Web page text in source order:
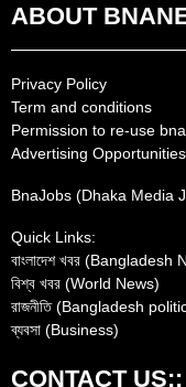
ABOUT
Privacy Policy
Term and conditions
Permission to re-use
Advertising Opportunities
BnaJobs (Dhaka Media
Quick Links:
বাংলাদেশ খবর (Bangladesh
বিশ্ব খবর (World News)
রাজনীতি (Bangladesh
ব্যবসা (Business)
CONTACT US::